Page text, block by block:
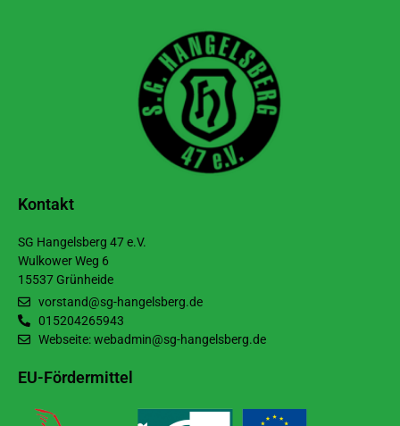
Kontakt
SG Hangelsberg 47 e.V.
Wulkower Weg 6
15537 Grünheide
vorstand@sg-hangelsberg.de
015204265943
Webseite: webadmin@sg-hangelsberg.de
EU-Fördermittel